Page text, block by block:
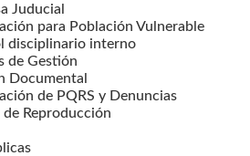
Juducial
para Población Vulnerable
disciplinario interno
de Gestión
Documental
de PQRS y Denuncias
de Reproducción